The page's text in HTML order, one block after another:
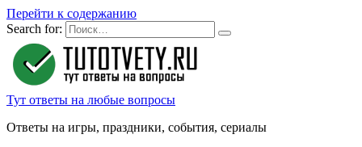
Перейти к содержанию
Search for:
Тут ответы на любые вопросы
Ответы на игры, праздники, события, сериалы